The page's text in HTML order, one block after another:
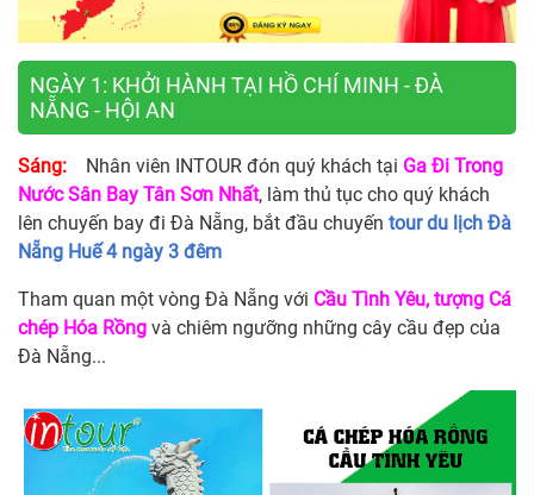
NGÀY 1: KHỞI HÀNH TẠI HỒ CHÍ MINH - ĐÀ
NẴNG - HỘI AN
Sáng: Nhân viên INTOUR đón quý khách tại Ga Đi Trong
Nước Sân Bay Tân Sơn Nhất, làm thủ tục cho quý khách
lên chuyến bay đi Đà Nẵng, bắt đầu chuyến tour du lịch Đà
Nẵng Huế 4 ngày 3 đêm
Tham quan một vòng Đà Nẵng với Cầu Tình Yêu, tượng Cá
chép Hóa Rồng và chiêm ngưỡng những cây cầu đẹp của
Đà Nẵng...